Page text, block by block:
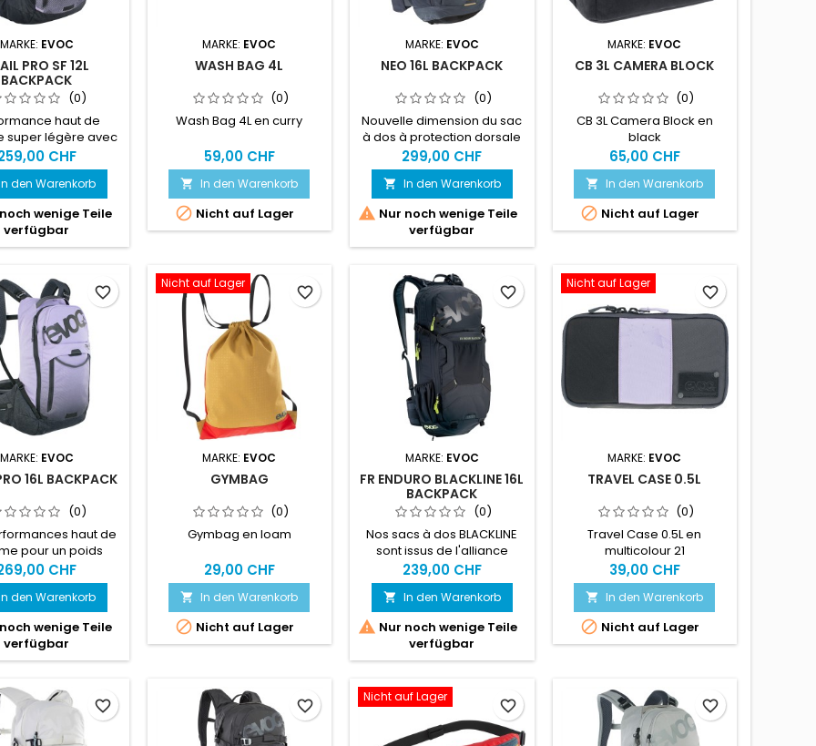
MARKE: EVOC
PRO SF 12L
BACKPACK
(0)
haut de
super légère avec
dorsale sous
- en taille
les cyclistes avec
Le sac à dos
TRAIL PRO SF 12
idéal des
ambitieux et brille
d'un maintien
compromis, d'un
maximal et d'une
maximale. La...
CHF
den Warenkorb
wenige Teile
verfügbar
MARKE: EVOC
WASH BAG 4L
(0)
Wash Bag 4L en curry
59,00 CHF
 In den Warenkorb
 Nicht auf Lager
MARKE: EVOC
NEO 16L BACKPACK
(0)
Nouvelle dimension du sac
à dos à protection dorsale
offrant un confort de port
exceptionnel et une
aération maximale. Le
concept révolutionnaire de
la protection dorsale
AIRSHIELD est le résultat de
10 années d’expérience
protections dorsales, alliant
les normes les plus élevées
en matière de sécurité au
confort de port maximal...
299,00 CHF
 In den Warenkorb
 Nur noch wenige Teile
verfügbar
MARKE: EVOC
CB 3L CAMERA BLOCK
(0)
CB 3L Camera Block en
black
65,00 CHF
 In den Warenkorb
 Nicht auf Lager
MARKE: EVOC
16L BACKPACK
(0)
haut de
pour un poids
: le sac à dos
avec protection
supérieur (niveau
assure des
et un confort
grâce à sa
sportive et
Idéal pour
excursions d'une
ou les randonnées
CHF
den Warenkorb
wenige Teile
verfügbar
favorite_border
Nicht auf Lager
MARKE: EVOC
GYMBAG
(0)
Gymbag en loam
29,00 CHF
 In den Warenkorb
 Nicht auf Lager
favorite_border
MARKE: EVOC
FR ENDURO BLACKLINE 16L
BACKPACK
(0)
Nos sacs à dos BLACKLINE
sont issus de l'alliance
parfaite d'un système
d'aération innovateur et du
haut degré technologique
de nos SACS À DOS
PROTECTOR. Conçu pour
l'enduro, le FR ENDURO
BLACKLINE est le
randonnées et trails ardus à
vélo. PROTECTION DORSALE
LITESHIELD avec absorption
239,00 CHF
 In den Warenkorb
 Nur noch wenige Teile
verfügbar
favorite_border
Nicht auf Lager
MARKE: EVOC
TRAVEL CASE 0.5L
(0)
Travel Case 0.5L en
multicolour 21
39,00 CHF
 In den Warenkorb
 Nicht auf Lager
favorite_border
favorite_border favorite_border
Nicht auf Lager
favorite_border favorite_border